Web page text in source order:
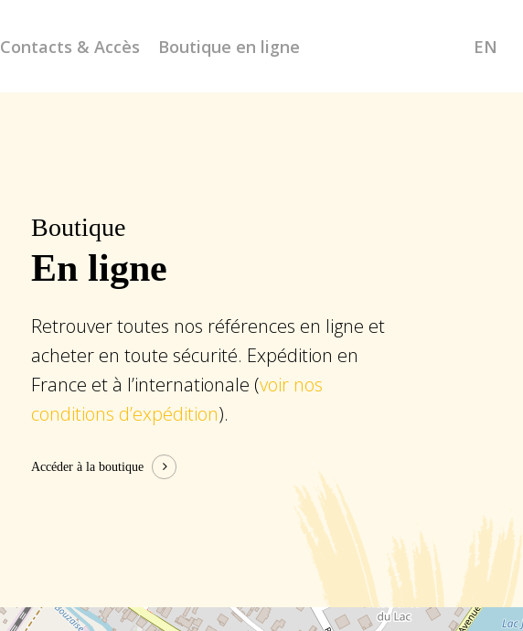
Contacts & Accès Boutique en ligne EN
Boutique
En ligne
Retrouver toutes nos références en ligne et
acheter en toute sécurité. Expédition en
France et à l’internationale (voir nos
conditions d’expédition).
Accéder à la boutique